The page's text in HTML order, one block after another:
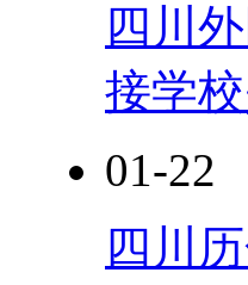
四川
接学
01-22
四川